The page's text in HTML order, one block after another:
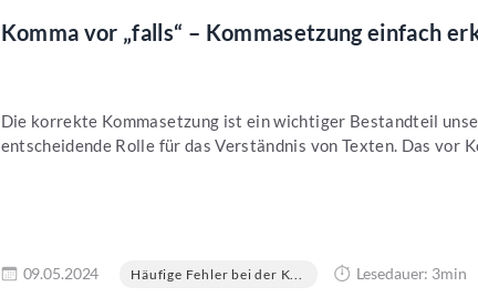
Komma vor „falls“ – Kommasetzung einfach
Die korrekte Kommasetzung ist ein wichtiger Bestandteil
entscheidende Rolle für das Verständnis von Texten. Das vor
09.05.2024 Häufige Fehler bei der K... Lesedauer: 3min